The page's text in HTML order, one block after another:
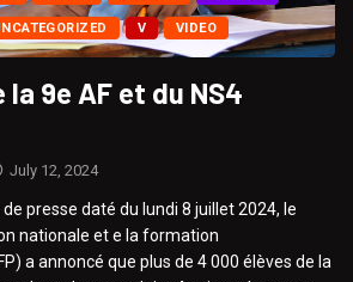
V VIDEO
la 9e AF et du NS4
July 12, 2024
presse daté du lundi 8 juillet 2024, le
nationale et e la formation
a annoncé que plus de 4 000 élèves de la